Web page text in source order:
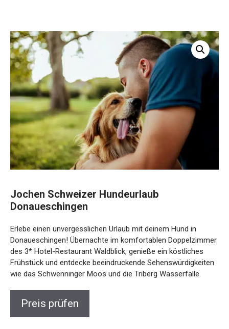
Jochen Schweizer Hundeurlaub
Donaueschingen
Erlebe einen unvergesslichen Urlaub mit deinem Hund in
Donaueschingen! Übernachte im komfortablen Doppelzimmer
des 3* Hotel-Restaurant Waldblick, genieße ein köstliches
Frühstück und entdecke beeindruckende Sehenswürdigkeiten
wie das Schwenninger Moos und die Triberg Wasserfälle.
Preis prüfen